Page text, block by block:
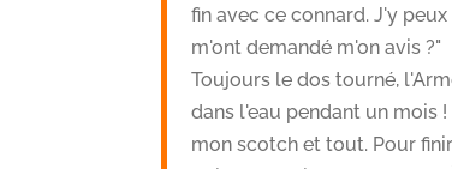
fin avec ce connard. J'y
m'ont demandé m'on avis ?"
Toujours le dos tourné,
dans l'eau pendant un mois
mon scotch et tout. Pour